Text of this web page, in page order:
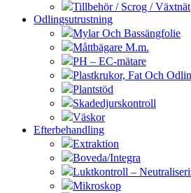
Tillbehör / Scrog / Växtnät
Odlingsutrustning
Mylar Och Bassängfolie
Måttbägare M.m.
PH – EC-mätare
Plastkrukor, Fat Och
Plantstöd
Skadedjurskontroll
Väskor
Efterbehandling
Extraktion
Boveda/Integra
Luktkontroll –
Mikroskop